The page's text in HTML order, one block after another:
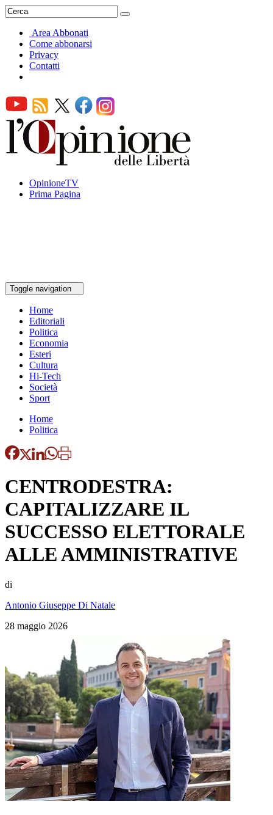
Area Abbonati
Come abbonarsi
Privacy
Contatti
OpinioneTV
Prima Pagina
Toggle navigation
Home
Editoriali
Politica
Economia
Esteri
Cultura
Hi-Tech
Società
Sport
Home
Politica
CENTRODESTRA:
CAPITALIZZARE IL
SUCCESSO ELETTORALE
ALLE AMMINISTRATIVE
di
Antonio Giuseppe Di Natale
28 maggio 2026